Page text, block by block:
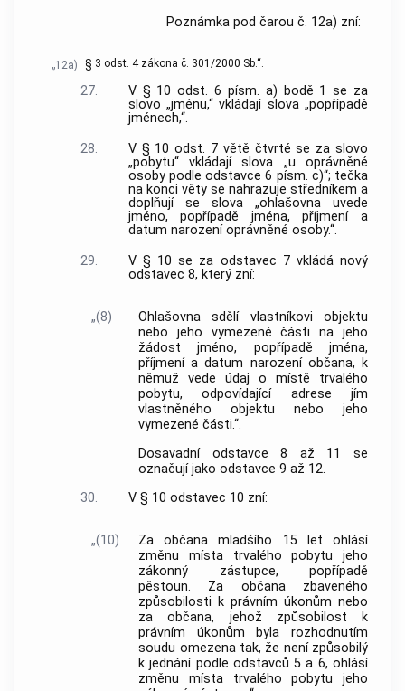
Poznámka pod čarou č. 12a) zní:
„12a) § 3 odst. 4 zákona č. 301/2000 Sb.“.
27.
V § 10 odst. 6 písm. a) bodě 1 se za
slovo „jménu,“ vkládají slova „popřípadě
jménech,“.
28.
V § 10 odst. 7 větě čtvrté se za slovo
„pobytu“ vkládají slova „u oprávněné
osoby podle odstavce 6 písm. c)“; tečka
na konci věty se nahrazuje středníkem a
doplňují se slova „ohlašovna uvede
jméno, popřípadě jména, příjmení a
datum narození oprávněné osoby.“.
29.
V § 10 se za odstavec 7 vkládá nový
odstavec 8, který zní:
„(8)
Ohlašovna sdělí vlastníkovi objektu
nebo jeho vymezené části na jeho
žádost jméno, popřípadě jména,
příjmení a datum narození občana, k
němuž vede údaj o místě trvalého
pobytu, odpovídající adrese jím
vlastněného objektu nebo jeho
vymezené části.“.
Dosavadní odstavce 8 až 11 se
označují jako odstavce 9 až 12.
30.
V § 10 odstavec 10 zní:
„(10)
Za občana mladšího 15 let ohlásí
změnu místa trvalého pobytu jeho
zákonný zástupce, popřípadě
pěstoun. Za občana zbaveného
způsobilosti k právním úkonům nebo
za občana, jehož způsobilost k
právním úkonům byla rozhodnutím
soudu omezena tak, že není způsobilý
k jednání podle odstavců 5 a 6, ohlásí
změnu místa trvalého pobytu jeho